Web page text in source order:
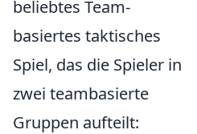
beliebtes Team-
basiertes taktisches
Spiel, das die Spieler in
zwei teambasierte
Gruppen aufteilt: